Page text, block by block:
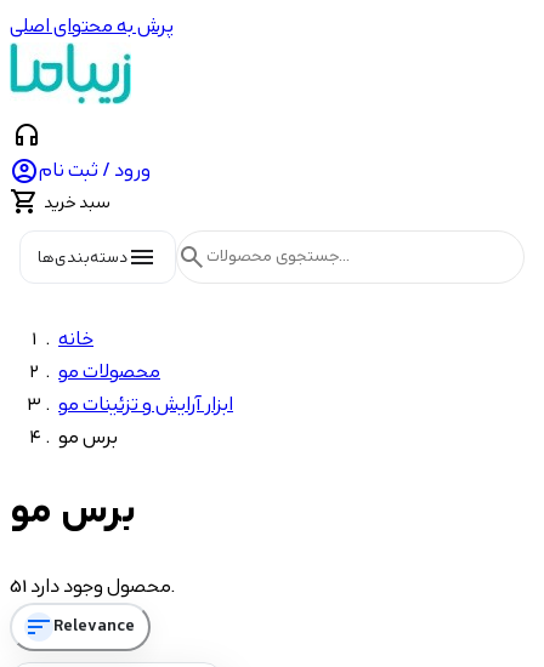
پرش به محتوای اصلی
headphones
ورود / ثبت نام
 سبد خرید
menuدسته‌بندی‌ها search
خانه
محصولات مو
ابزار آرایش و تزئینات مو
برس مو
تومان
برس مو
51 محصول وجود دارد.
sortRelevance